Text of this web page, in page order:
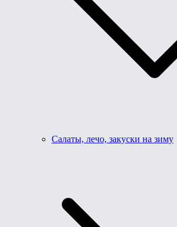
Салаты, лечо, закуски на зиму